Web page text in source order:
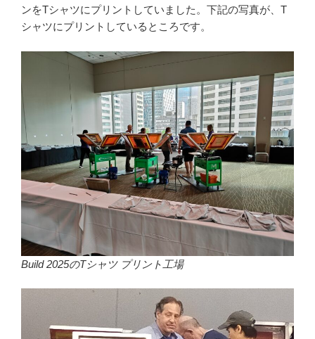
ンをTシャツにプリントしていました。下記の写真が、T
シャツにプリントしているところです。
Build 2025のTシャツ プリント工場